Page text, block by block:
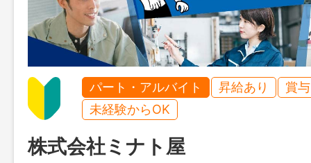
パート・アルバイト 昇給あり
賞
未経験からOK
株式会社ミナト屋